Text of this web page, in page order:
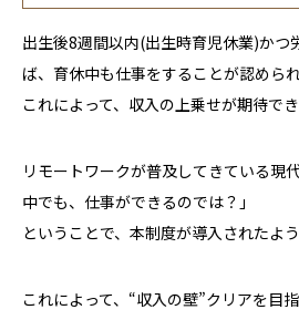
出生後8週間以内(出生時育児休業)かつ
ば、育休中も仕事をすることが認められ
これによって、収入の上乗せが期待で
リモートワークが普及してきている現
中でも、仕事ができるのでは？｣
ということで、本制度が導入されたよう
これによって、“収入の壁”クリアを目指